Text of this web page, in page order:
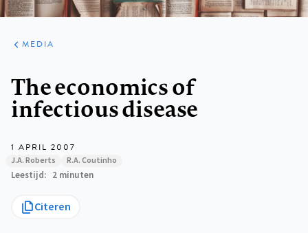
ARTIKELEN
VARIA
MEDIA
The economics of
infectious disease
1 APRIL 2007
J.A. Roberts R.A. Coutinho
Leestijd 2 minuten
Citeren